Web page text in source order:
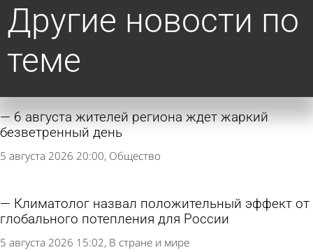
Другие новости по
теме
6 августа жителей региона ждет жаркий
безветренный день
5 августа 2026 20:00 Общество
Климатолог назвал положительный эффект от
глобального потепления для России
5 августа 2026 15:02 В стране и мире